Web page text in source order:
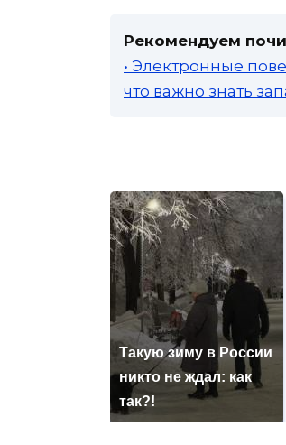
Рекомендуем
• Электронные
что важно знать
Такую зиму в России
никто не ждал: как
так?!